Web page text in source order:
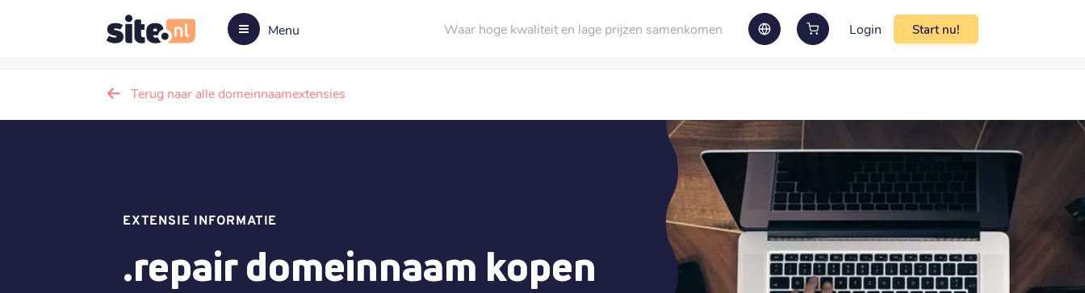
Menu Waar hoge kwaliteit en lage prijzen samenkomen Login Start nu!
Terug naar alle domeinnaamextensies
EXTENSIE INFORMATIE
.repair domeinnaam kopen